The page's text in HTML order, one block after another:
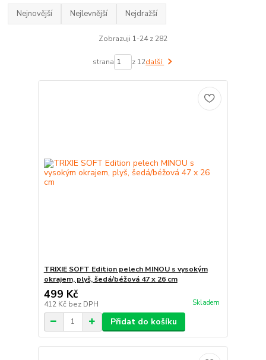
Nejnovější Nejlevnější Nejdražší
Zobrazuji 1-24 z 282
strana z 12další
TRIXIE SOFT Edition pelech MINOU s vysokým
okrajem, plyš, šedá/béžová 47 x 26 cm
499 Kč
412 Kč bez DPH Skladem
Přidat do košíku